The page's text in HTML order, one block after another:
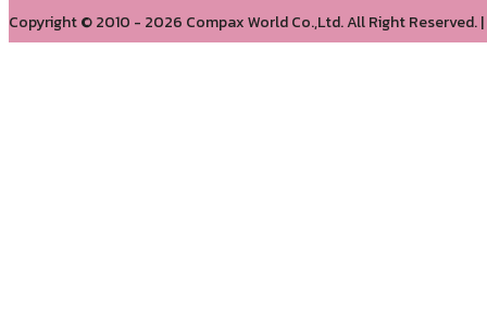
Copyright © 2010 - 2026 Compax World Co.,Ltd. All Right Reserved. |